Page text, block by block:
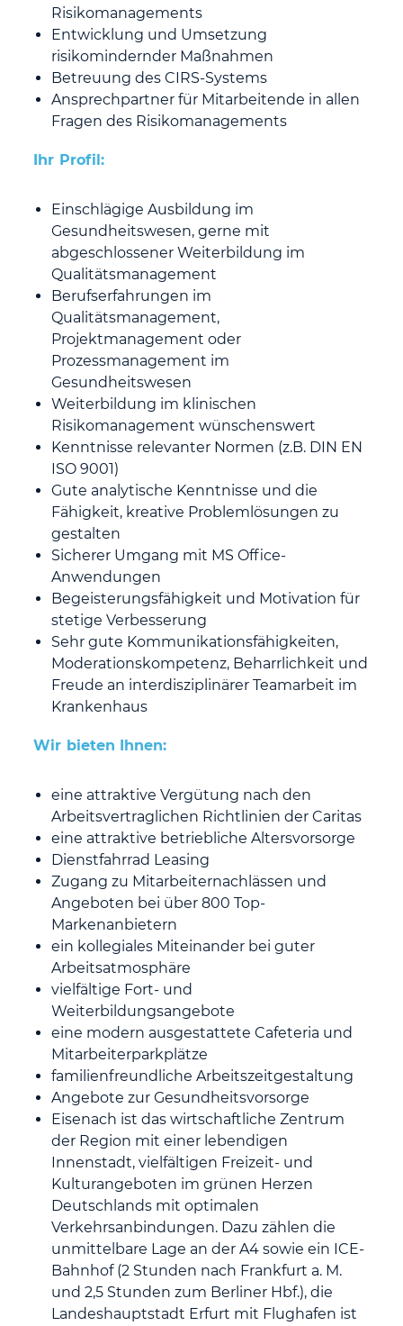
Risikomanagements
Entwicklung und Umsetzung
risikomindernder Maßnahmen
Betreuung des CIRS-Systems
Ansprechpartner für Mitarbeitende in allen
Fragen des Risikomanagements
Ihr Profil:
Einschlägige Ausbildung im
Gesundheitswesen, gerne mit
abgeschlossener Weiterbildung im
Qualitätsmanagement
Berufserfahrungen im
Qualitätsmanagement,
Projektmanagement oder
Prozessmanagement im
Gesundheitswesen
Weiterbildung im klinischen
Risikomanagement wünschenswert
Kenntnisse relevanter Normen (z.B. DIN EN
ISO 9001)
Gute analytische Kenntnisse und die
Fähigkeit, kreative Problemlösungen zu
gestalten
Sicherer Umgang mit MS Office-
Anwendungen
Begeisterungsfähigkeit und Motivation für
stetige Verbesserung
Sehr gute Kommunikationsfähigkeiten,
Moderationskompetenz, Beharrlichkeit und
Freude an interdisziplinärer Teamarbeit im
Krankenhaus
Wir bieten Ihnen:
eine attraktive Vergütung nach den
Arbeitsvertraglichen Richtlinien der Caritas
eine attraktive betriebliche Altersvorsorge
Dienstfahrrad Leasing
Zugang zu Mitarbeiternachlässen und
Angeboten bei über 800 Top-
Markenanbietern
ein kollegiales Miteinander bei guter
Arbeitsatmosphäre
vielfältige Fort- und
Weiterbildungsangebote
eine modern ausgestattete Cafeteria und
Mitarbeiterparkplätze
familienfreundliche Arbeitszeitgestaltung
Angebote zur Gesundheitsvorsorge
Eisenach ist das wirtschaftliche Zentrum
der Region mit einer lebendigen
Innenstadt, vielfältigen Freizeit- und
Kulturangeboten im grünen Herzen
Deutschlands mit optimalen
Verkehrsanbindungen. Dazu zählen die
unmittelbare Lage an der A4 sowie ein ICE-
Bahnhof (2 Stunden nach Frankfurt a. M.
und 2,5 Stunden zum Berliner Hbf.), die
Landeshauptstadt Erfurt mit Flughafen ist